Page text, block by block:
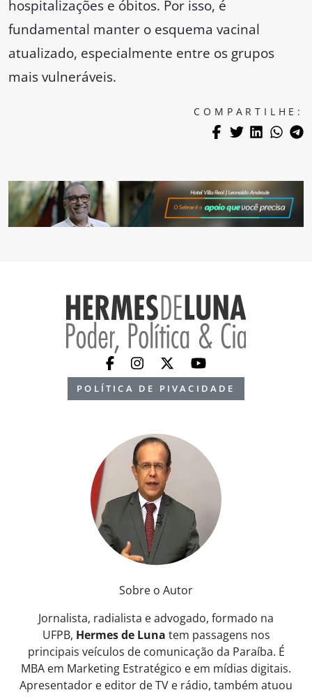
hospitalizações e óbitos. Por isso, é
fundamental manter o esquema vacinal
atualizado, especialmente entre os grupos
mais vulneráveis.
COMPARTILHE:
POLÍTICA DE PIVACIDADE
Sobre o Autor
Jornalista, radialista e advogado, formado na
UFPB, Hermes de Luna tem passagens nos
principais veículos de comunicação da Paraíba. É
MBA em Marketing Estratégico e em mídias digitais.
Apresentador e editor de TV e rádio, também atuou